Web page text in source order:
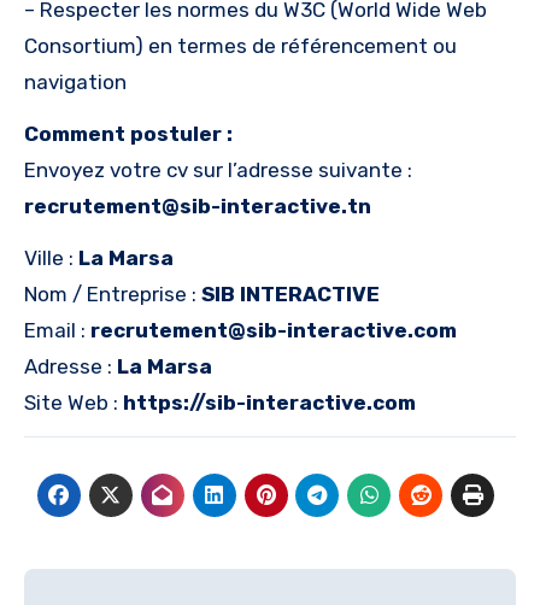
– Respecter les normes du W3C (World Wide Web
Consortium) en termes de référencement ou
navigation
Comment postuler :
Envoyez votre cv sur l’adresse suivante :
recrutement@sib-interactive.tn
Ville : La Marsa
Nom / Entreprise : SIB INTERACTIVE
Email : recrutement@sib-interactive.com
Adresse : La Marsa
Site Web : https://sib-interactive.com